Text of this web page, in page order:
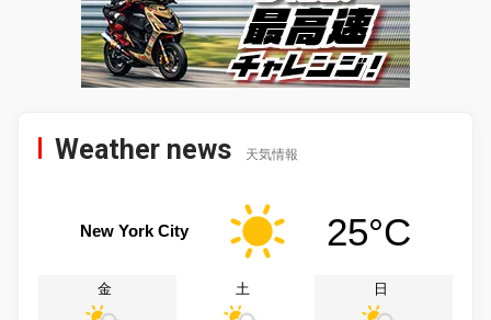
Weather news 天気情報
New York City 25°C
金 土 日